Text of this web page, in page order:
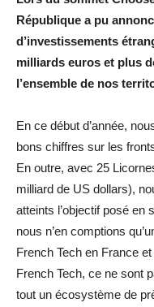
République a pu
d’investissements
milliards euros et plus
l’ensemble de nos
En ce début d’année,
bons chiffres sur les
En outre, avec 25
milliard de US dollars),
atteints l’objectif posé en
nous n’en comptions
French Tech en France
French Tech, ce ne sont
tout un écosystème de